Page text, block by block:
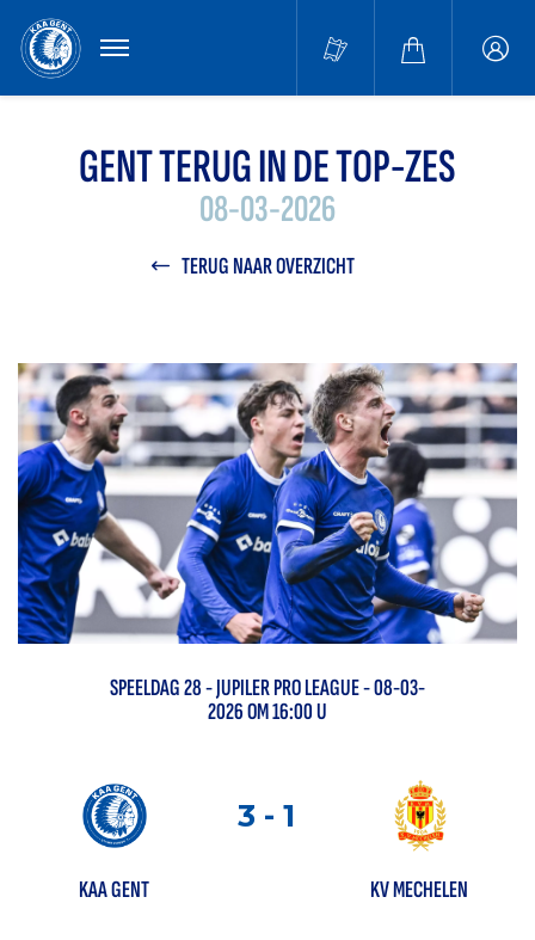
MENU
GENT TERUG IN DE TOP-ZES
08-03-2026
TERUG NAAR OVERZICHT
SPEELDAG28-JUPILER PRO LEAGUE- 08-03-
2026 OM 16:00 U
3 - 1
KAA GENT KV MECHELEN